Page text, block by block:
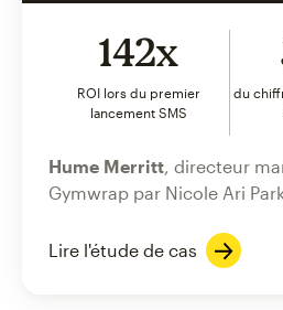
142x
ROI lors du premier
lancement SMS
du
Hume Merritt, directeur
Gymwrap par Nicole Ari
Lire l'étude de cas